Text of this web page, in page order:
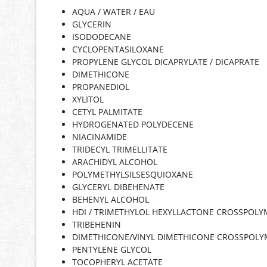
AQUA / WATER / EAU
GLYCERIN
ISODODECANE
CYCLOPENTASILOXANE
PROPYLENE GLYCOL DICAPRYLATE / DICAPRATE
DIMETHICONE
PROPANEDIOL
XYLITOL
CETYL PALMITATE
HYDROGENATED POLYDECENE
NIACINAMIDE
TRIDECYL TRIMELLITATE
ARACHIDYL ALCOHOL
POLYMETHYLSILSESQUIOXANE
GLYCERYL DIBEHENATE
BEHENYL ALCOHOL
HDI / TRIMETHYLOL HEXYLLACTONE
TRIBEHENIN
DIMETHICONE/VINYL DIMETHICONE
PENTYLENE GLYCOL
TOCOPHERYL ACETATE